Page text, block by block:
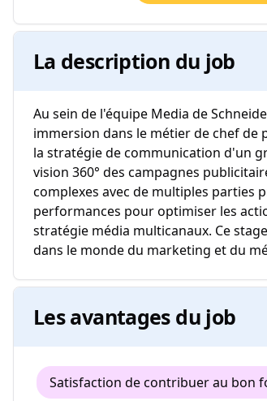
La description du job
Au sein de l'équipe Media de
immersion dans le métier de chef
la stratégie de communication d'un
vision 360° des campagnes
complexes avec de multiples parties
performances pour optimiser les
stratégie média multicanaux. Ce
dans le monde du marketing et du
Les avantages du job
Satisfaction de contribuer au bon